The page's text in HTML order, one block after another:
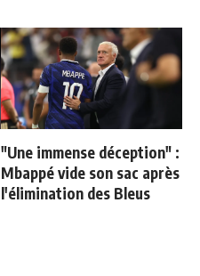
"Une immense déception" :
Mbappé vide son sac après
l'élimination des Bleus